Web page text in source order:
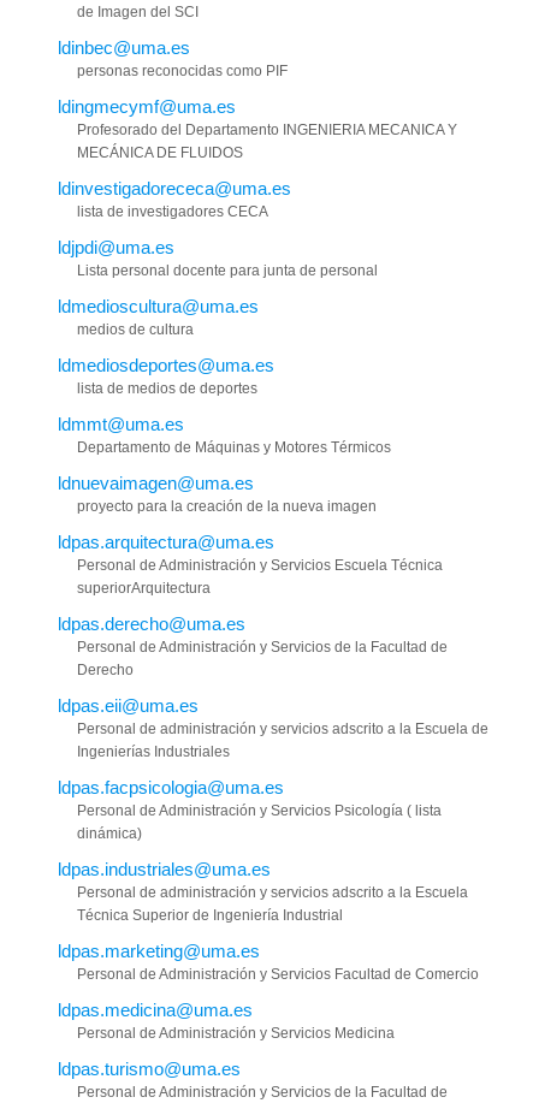
de Imagen del SCI
ldinbec@uma.es
personas reconocidas como PIF
ldingmecymf@uma.es
Profesorado del Departamento INGENIERIA MECANICA Y
MECÁNICA DE FLUIDOS
ldinvestigadorececa@uma.es
lista de investigadores CECA
ldjpdi@uma.es
Lista personal docente para junta de personal
ldmedioscultura@uma.es
medios de cultura
ldmediosdeportes@uma.es
lista de medios de deportes
ldmmt@uma.es
Departamento de Máquinas y Motores Térmicos
ldnuevaimagen@uma.es
proyecto para la creación de la nueva imagen
ldpas.arquitectura@uma.es
Personal de Administración y Servicios Escuela Técnica
superiorArquitectura
ldpas.derecho@uma.es
Personal de Administración y Servicios de la Facultad de
Derecho
ldpas.eii@uma.es
Personal de administración y servicios adscrito a la Escuela de
Ingenierías Industriales
ldpas.facpsicologia@uma.es
Personal de Administración y Servicios Psicología ( lista
dinámica)
ldpas.industriales@uma.es
Personal de administración y servicios adscrito a la Escuela
Técnica Superior de Ingeniería Industrial
ldpas.marketing@uma.es
Personal de Administración y Servicios Facultad de Comercio
ldpas.medicina@uma.es
Personal de Administración y Servicios Medicina
ldpas.turismo@uma.es
Personal de Administración y Servicios de la Facultad de